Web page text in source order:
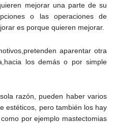
mejorar una parte de su
o las operaciones de
es porque quieren mejorar.
aparentar otra
los demás o por simple
razón, pueden haber varios
estéticos, pero también los hay
por ejemplo mastectomias